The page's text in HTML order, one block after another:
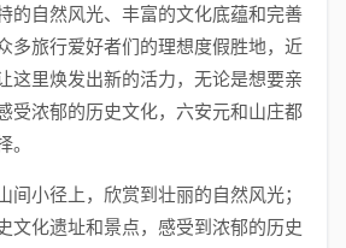
的自然风光、丰富的文化底蕴和完善
多旅行爱好者们的理想度假胜地，近
这里焕发出新的活力，无论是想要亲
受浓郁的历史文化，六安元和山庄都
。
间小径上，欣赏到壮丽的自然风光；
文化遗址和景点，感受到浓郁的历史